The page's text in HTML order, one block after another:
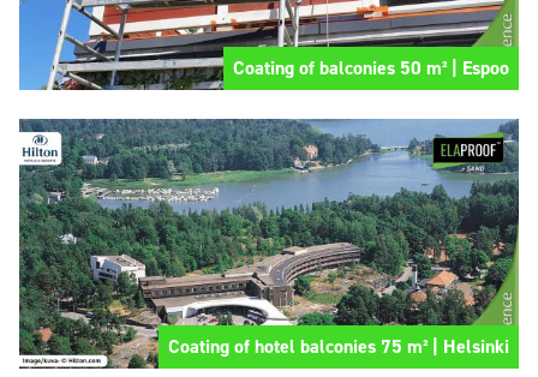
Coating of balconies 50 m² | Espoo
Coating of hotel balconies 75 m² | Helsinki